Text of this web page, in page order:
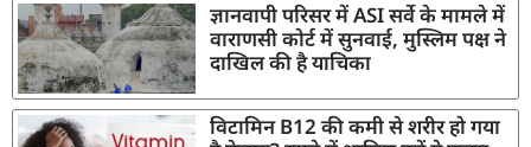
ज्ञानवापी परिसर में ASI सर्वे के मामले में
वाराणसी कोर्ट में सुनवाई, मुस्लिम पक्ष ने
दाखिल की है याचिका
विटामिन B12 की कमी से शरीर हो गया